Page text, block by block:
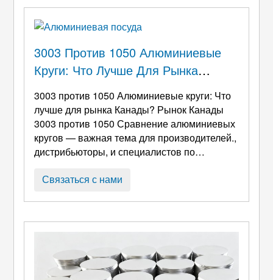
множеством факторов.. Тщательное
понимание этих влияющих факторов
3003 Против 1050 Алюминиевые
Круги: Что Лучше Для Рынка
3003 против 1050 Алюминиевые круги: Что
лучше для рынка Канады? Рынок Канады
3003 против 1050 Сравнение алюминиевых
кругов — важная тема для производителей.,
дистрибьюторы, и специалистов по
материалов для кухонной посуды, упаковка,
спрос на алюминий продолжает расти
благодаря политике устойчивого развития и
легкому производству ...
Связаться с нами